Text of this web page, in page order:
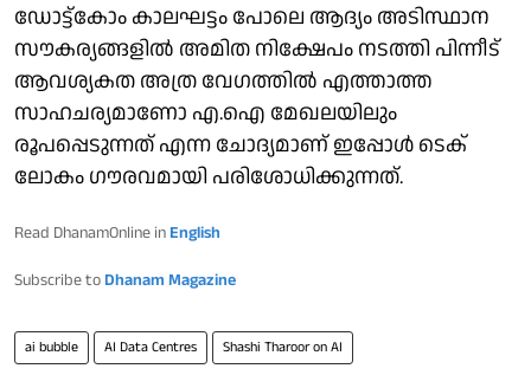
ഡോട്ട്കോം കാലഘട്ടം പോലെ ആദ്യം അടിസ്ഥാന
സൗകര്യങ്ങളില്‍ അമിത നിക്ഷേപം നടത്തി പിന്നീട്
ആവശ്യകത അത്ര വേഗത്തില്‍ എത്താത്ത
സാഹചര്യമാണോ എ.ഐ മേഖലയിലും
രൂപപ്പെടുന്നത് എന്ന ചോദ്യമാണ് ഇപ്പോള്‍ ടെക്
ലോകം ഗൗരവമായി പരിശോധിക്കുന്നത്.
Read DhanamOnline in English
Subscribe to Dhanam Magazine
ai bubble AI Data Centres Shashi Tharoor on AI